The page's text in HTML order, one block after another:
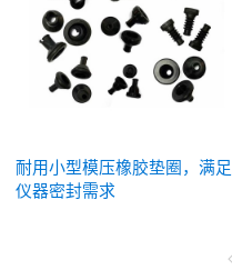
耐用小型模压橡胶垫圈，满足
仪器密封需求